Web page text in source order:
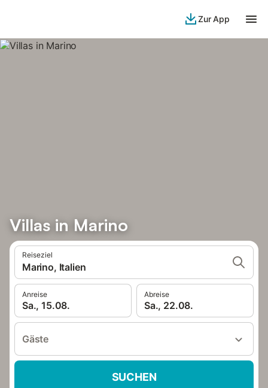
Zur App
Villas in Marino
Reiseziel
Marino, Italien
Anreise
Sa., 15.08.
Abreise
Sa., 22.08.
Gäste
SUCHEN